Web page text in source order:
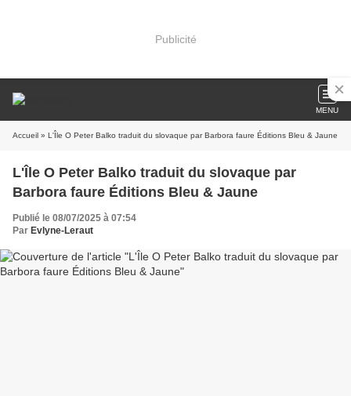
Publicité
MENU
Accueil » L'Île O Peter Balko traduit du slovaque par Barbora faure Éditions Bleu & Jaune
L'Île O Peter Balko traduit du slovaque par
Barbora faure Éditions Bleu & Jaune
Publié le 08/07/2025 à 07:54
Par Evlyne-Leraut